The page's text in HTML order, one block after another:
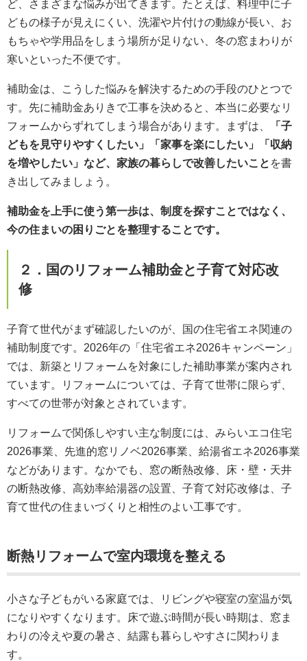
ど、さまざまな悩みが出てきます。たとえば、料理中に子
どもの様子が見えにくい、洗濯や片付けの動線が長い、お
もちゃや学用品をしまう場所が足りない、冬の窓まわりが
寒いといった不便です。
補助金は、こうした悩みを解決するための手段のひとつで
す。先に補助金ありきで工事を決めると、本当に必要なリ
フォームからずれてしまう場合があります。まずは、
「子
どもを見守りやすくしたい」「家事を楽にしたい」「収納
を増やしたい」など、家族の暮らしで改善したいこと を書
き出してみましょう。
補助金を上手に使う第一歩は、制度を探すことではなく、
今の住まいの困りごとを整理することです。
２．国のリフォーム補助金と子育て対応改
修
子育て世代がまず確認したいのが、国の住宅省エネ関連の
補助制度です。2026年の「住宅省エネ2026キャンペーン」
では、新築とリフォームを対象にした補助事業が案内され
ています。リフォームについては、子育て世帯に限らず、
すべての世帯が対象とされています。
リフォームで関係しやすい主な制度には、みらいエコ住宅
2026事業、先進的窓リノベ2026事業、給湯省エネ2026事業
などがあります。なかでも、窓の断熱改修、床・壁・天井
の断熱改修、高効率給湯器の設置、子育て対応改修は、子
育て世代の住まいづくりと相性のよい工事です。
断熱リフォームで室内環境を整える
小さな子どもがいる家庭では、リビングや寝室の室温が気
になりやすくなります。床で遊ぶ時間が長い時期は、窓ま
わりの冷えや夏の暑さ、結露も暮らしやすさに関わりま
す。